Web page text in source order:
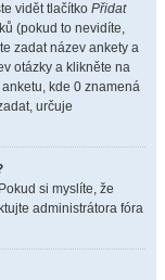
vidět tlačítko Přidat
(pokud to nevidíte,
zadat název ankety a
otázky a klikněte na
kde 0 znamená
určuje
si myslíte, že
administrátora fóra